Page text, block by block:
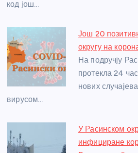
код још…
Још 20
округу на
На подручју
протекла 24
нових
вирусом…
У Расинском
инфициране